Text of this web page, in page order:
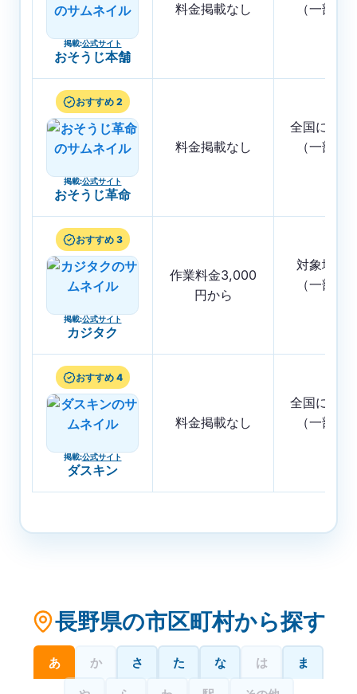
掲載:公式サイト
おそうじ本舗
料金掲載なし
（一部地
おすすめ 2
掲載:公式サイト
おそうじ革命
料金掲載なし
全国に店舗
（一部地
おすすめ 3
掲載:公式サイト
カジタク
作業料金3,000
円から
対象地域
（一部地
おすすめ 4
掲載:公式サイト
ダスキン
料金掲載なし
全国に店舗
（一部地
長野県の市区町村から探す
あ か さ た な は ま